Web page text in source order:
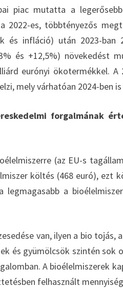
piac mutatta a
es, többtényezős
és infláció) után 2023-ban
és +12,5%) növekedést
eurónyi ökotermékkel. A
mely várhatóan 2024-ben
forgalmának
(az EU-s
költés (468 euró), ezt
a
van, ilyen a bio tojás,
és gyümölcsök szintén sok
A bioélelmiszerek
felhasznált